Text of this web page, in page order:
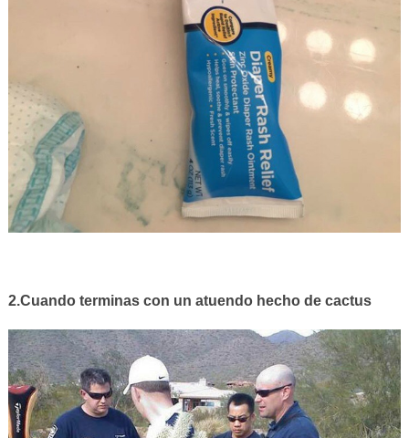
2.Cuando terminas con un atuendo hecho de cactus